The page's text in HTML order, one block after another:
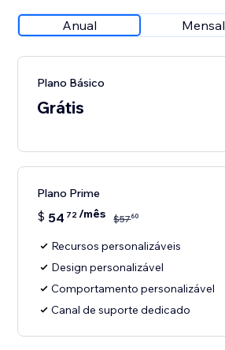
Anual Mensal
Plano Básico
Grátis
Plano Prime
$ 54 72/mês $5760
Recursos personalizáveis
Design personalizável
Comportamento personalizável
Canal de suporte dedicado